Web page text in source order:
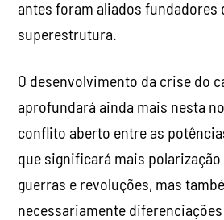
antes foram aliados fundadores
superestrutura.
O desenvolvimento da crise do
aprofundará ainda mais nesta
conflito aberto entre as
que significará mais polarização
guerras e revoluções, mas
necessariamente